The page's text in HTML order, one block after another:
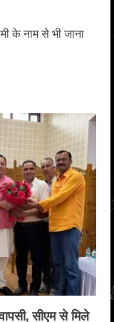
के नाम से भी जाना
सीएम से मिले